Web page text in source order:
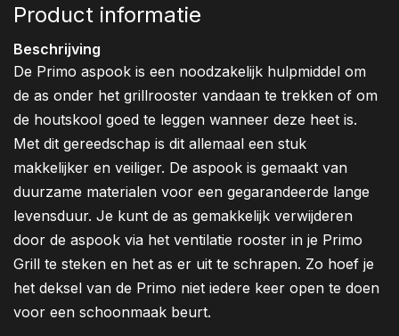
Product informatie
Beschrijving
De Primo aspook is een noodzakelijk hulpmiddel om
de as onder het grillrooster vandaan te trekken of om
de houtskool goed te leggen wanneer deze heet is.
Met dit gereedschap is dit allemaal een stuk
makkelijker en veiliger. De aspook is gemaakt van
duurzame materialen voor een gegarandeerde lange
levensduur. Je kunt de as gemakkelijk verwijderen
door de aspook via het ventilatie rooster in je Primo
Grill te steken en het as er uit te schrapen. Zo hoef je
het deksel van de Primo niet iedere keer open te doen
voor een schoonmaak beurt.